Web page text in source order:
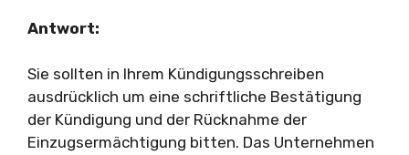
Antwort:
Sie sollten in Ihrem Kündigungsschreiben
ausdrücklich um eine schriftliche Bestätigung
der Kündigung und der Rücknahme der
Einzugsermächtigung bitten. Das Unternehmen